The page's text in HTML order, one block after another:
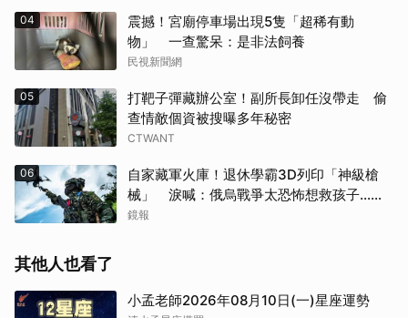
04
震撼！宮廟停車場出現5隻「超稀有動
物」 一查驚呆：是非法飼養
民視新聞網
05
打靶子彈藏辦公室！副所長卸任沒帶走 偷
查情敵個資被搜曝多年秘密
CTWANT
06
自家藏軍火庫！退休學霸3D列印「神級槍
械」 淚喊：俄烏戰爭太恐怖想救孩子...法
官不給減刑
鏡報
其他人也看了
小孟老師2026年08月10日(一)星座運勢